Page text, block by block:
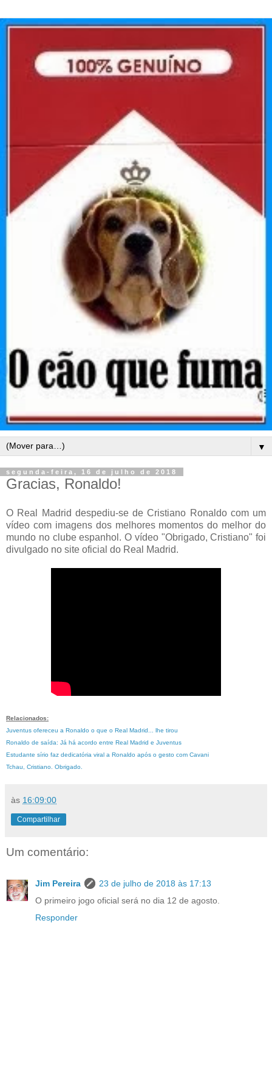
▼
segunda-feira, 16 de julho de 2018
Gracias, Ronaldo!
O Real Madrid despediu-se de Cristiano Ronaldo com um
vídeo com imagens dos melhores momentos do melhor do
mundo no clube espanhol. O vídeo "Obrigado, Cristiano" foi
divulgado no site oficial do Real Madrid.
Relacionados:
Juventus ofereceu a Ronaldo o que o Real Madrid... lhe tirou
Ronaldo de saída: Já há acordo entre Real Madrid e Juventus
Estudante sírio faz dedicatória viral a Ronaldo após o gesto com Cavani
Tchau, Cristiano. Obrigado.
às 16:09:00
Compartilhar
Um comentário:
Jim Pereira
23 de julho de 2018 às 17:13
O primeiro jogo oficial será no dia 12 de agosto.
Responder